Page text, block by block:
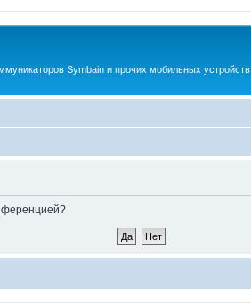
Symbain и прочих мобильных устройств